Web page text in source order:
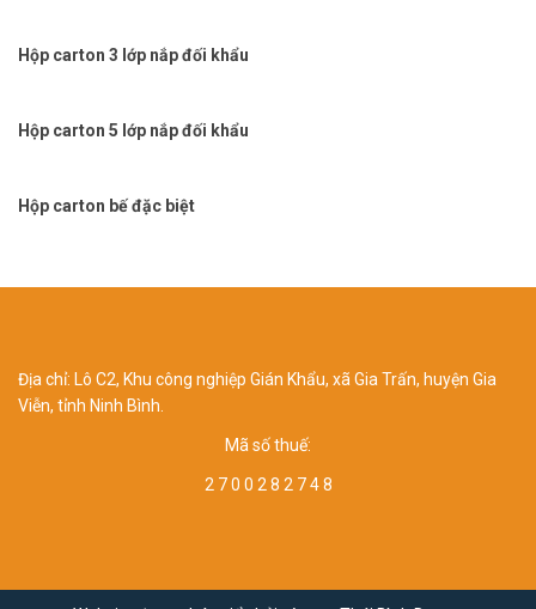
Hộp carton 3 lớp nắp đối khẩu
Hộp carton 5 lớp nắp đối khẩu
Hộp carton bế đặc biệt
Địa chỉ: Lô C2, Khu công nghiệp Gián Khẩu, xã Gia Trấn, huyện Gia
Viễn, tỉnh Ninh Bình.
Mã số thuế:
2 7 0 0 2 8 2 7 4 8